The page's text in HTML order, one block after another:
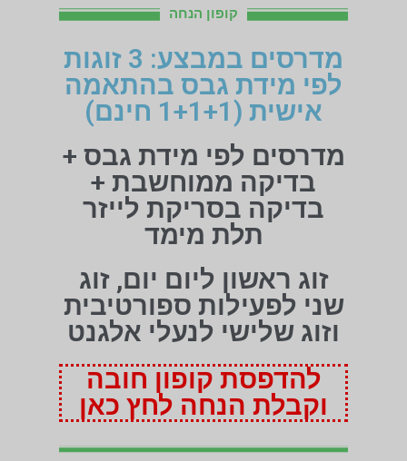
קופון הנחה
מדרסים במבצע: 3 זוגות
לפי מידת גבס בהתאמה
אישית (1+1+1 חינם)
מדרסים לפי מידת גבס +
בדיקה ממוחשבת +
בדיקה בסריקת לייזר
תלת מימד
זוג ראשון ליום יום, זוג
שני לפעילות ספורטיבית
וזוג שלישי לנעלי אלגנט
להדפסת קופון חובה
וקבלת הנחה לחץ כאן